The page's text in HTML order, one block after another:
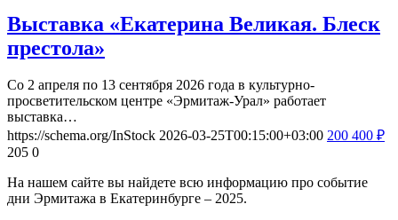
Выставка «Екатерина Великая. Блеск
престола»
Со 2 апреля по 13 сентября 2026 года в культурно-
просветительском центре «Эрмитаж-Урал» работает
выставка…
https://schema.org/InStock 2026-03-25T00:15:00+03:00 200 400 ₽
205 0
На нашем сайте вы найдете всю информацию про событие
дни Эрмитажа в Екатеринбурге – 2025.